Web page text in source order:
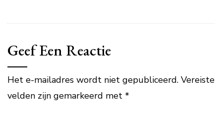
Geef Een Reactie
Het e-mailadres wordt niet gepubliceerd. Vereiste
velden zijn gemarkeerd met *